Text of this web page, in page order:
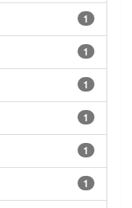
1
1
1
1
1
1